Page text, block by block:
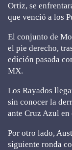
Ortiz, se
que venció a los
El conjunto de
el pie derecho,
edición pasada
MX.
Los Rayados
sin conocer la
ante Cruz Azul
Por otro lado,
siguiente ronda